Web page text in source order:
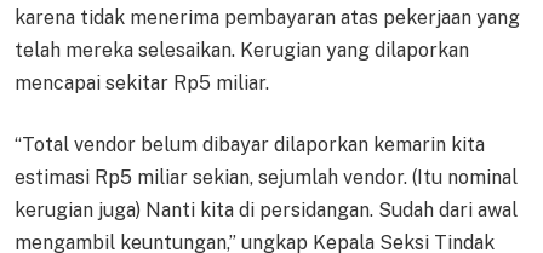
karena tidak menerima pembayaran atas pekerjaan yang
telah mereka selesaikan. Kerugian yang dilaporkan
mencapai sekitar Rp5 miliar.
“Total vendor belum dibayar dilaporkan kemarin kita
estimasi Rp5 miliar sekian, sejumlah vendor. (Itu nominal
kerugian juga) Nanti kita di persidangan. Sudah dari awal
mengambil keuntungan,” ungkap Kepala Seksi Tindak